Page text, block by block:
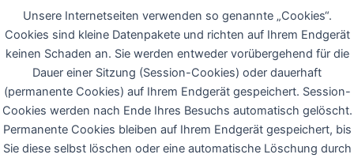
Unsere Internetseiten verwenden so genannte „Cookies“.
Cookies sind kleine Datenpakete und richten auf Ihrem Endgerät
keinen Schaden an. Sie werden entweder vorübergehend für die
Dauer einer Sitzung (Session-Cookies) oder dauerhaft
(permanente Cookies) auf Ihrem Endgerät gespeichert. Session-
Cookies werden nach Ende Ihres Besuchs automatisch gelöscht.
Permanente Cookies bleiben auf Ihrem Endgerät gespeichert, bis
Sie diese selbst löschen oder eine automatische Löschung durch